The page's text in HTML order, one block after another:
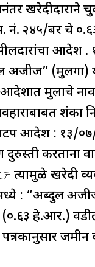
खरेदीदाराने
नं. २४५/बर चे
आदेश
अजीज”
मुलाचे
शंका
आदेश :
करताना
त्यामुळे खरेदी
: “अब्दुल
हे.आर.)
जमीन